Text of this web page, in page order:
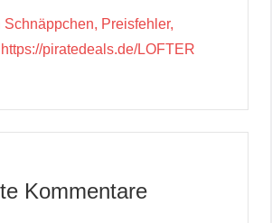
Schnäppchen, Preisfehler,
piratedeals.de/LOFTER
Kommentare